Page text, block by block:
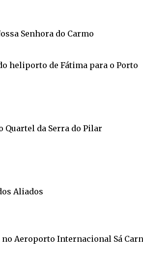
Senhora do Carmo
heliporto de Fátima para o Porto
Quartel da Serra do Pilar
Aliados
Aeroporto Internacional Sá